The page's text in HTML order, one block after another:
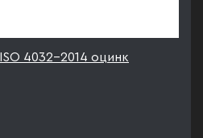
4032-2014 оцинк